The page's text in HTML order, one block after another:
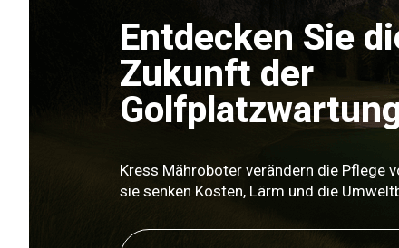
Entdecken Sie
Zukunft der
Kress Mähroboter verändern die Pflege
sie senken Kosten, Lärm und die